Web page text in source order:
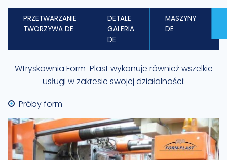
PRZETWARZANIE
TWORZYWA DE
DETALE
GALERIA
DE
MASZYNY
DE
Wtryskownia Form-Plast wykonuje również wszelkie
usługi w zakresie swojej działalności:
Próby form